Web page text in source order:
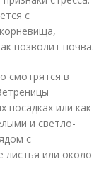
с
позволит почва.
смотрятся в
посадках или как
и светло-
с
или около